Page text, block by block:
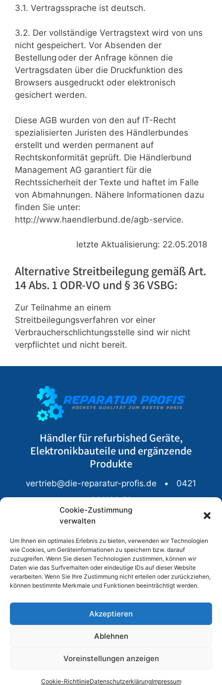
Cookie-Zustimmung
verwalten
Um Ihnen ein optimales Erlebnis zu bieten, verwenden wir Technologien
wie Cookies, um Geräteinformationen zu speichern bzw. darauf
zuzugreifen. Wenn Sie diesen Technologien zustimmen, können wir
Daten wie das Surfverhalten oder eindeutige IDs auf dieser Website
verarbeiten. Wenn Sie Ihre Zustimmung nicht erteilen oder zurückziehen,
können bestimmte Merkmale und Funktionen beeinträchtigt werden.
Akzeptieren
Ablehnen
Voreinstellungen anzeigen
Cookie-RichtlinieDatenschutzerklärungImpressum
3.1. Vertragssprache ist deutsch.
3.2. Der vollständige Vertragstext wird von uns
nicht gespeichert. Vor Absenden der
Bestellung oder der Anfrage können die
Vertragsdaten über die Druckfunktion des
Browsers ausgedruckt oder elektronisch
gesichert werden.
Diese AGB wurden von den auf IT-Recht
spezialisierten Juristen des Händlerbundes
erstellt und werden permanent auf
Rechtskonformität geprüft. Die Händlerbund
Management AG garantiert für die
Rechtssicherheit der Texte und haftet im Falle
von Abmahnungen. Nähere Informationen dazu
finden Sie unter:
http://www.haendlerbund.de/agb-service.
letzte Aktualisierung: 22.05.2018
Alternative Streitbeilegung gemäß Art.
14 Abs. 1 ODR-VO und § 36 VSBG:
Zur Teilnahme an einem
Streitbeilegungsverfahren vor einer
Verbraucherschlichtungsstelle sind wir nicht
verpflichtet und nicht bereit.
Händler für refurbished Geräte,
Elektronikbauteile und ergänzende
Produkte
vertrieb@die-reparatur-profis.de • 0421
331186 53
Breitenweg 3, 28195 Bremen
AGB
Impressum
Datenschutzerklärung
Widerrufsbelehrung